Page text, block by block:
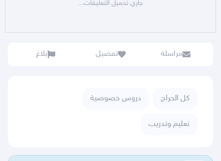
جاري تحميل التعليقات...
مراسلة تفضيل بلاغ
كل الحراج دروس خصوصية
تعليم وتدريب